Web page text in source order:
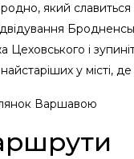
який
і
у місті,